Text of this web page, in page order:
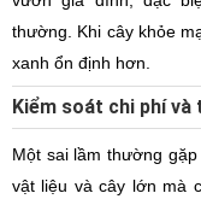
thường. Khi cây khỏe
xanh ổn định hơn.
Kiểm soát chi phí
Một sai lầm thường
vật liệu và cây lớn mà